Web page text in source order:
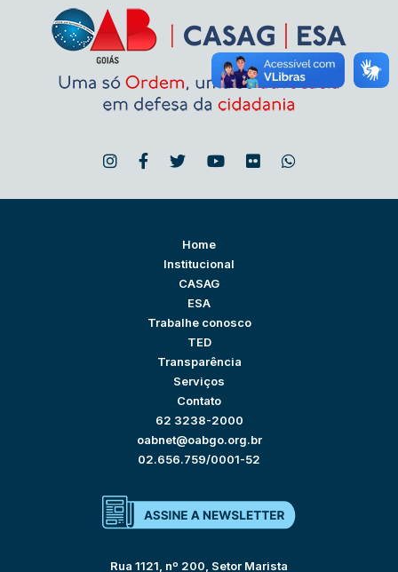
Home
Institucional
CASAG
ESA
Trabalhe conosco
TED
Transparência
Serviços
Contato
62 3238-2000
oabnet@oabgo.org.br
02.656.759/0001-52
Rua 1121, nº 200, Setor Marista